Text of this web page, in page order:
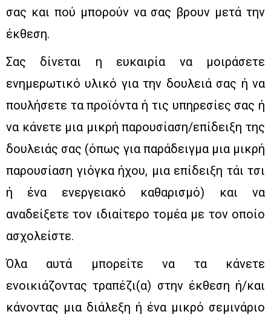
σας και πού μπορούν να σας βρουν μετά την
έκθεση.
Σας δίνεται η ευκαιρία να μοιράσετε
ενημερωτικό υλικό για την δουλειά σας ή να
πουλήσετε τα προϊόντα ή τις υπηρεσίες σας ή
να κάνετε μια μικρή παρουσίαση/επίδειξη της
δουλειάς σας (όπως για παράδειγμα μια μικρή
παρουσίαση γιόγκα ήχου, μια επίδειξη τάι τσι
ή ένα ενεργειακό καθαρισμό) και να
αναδείξετε τον ιδιαίτερο τομέα με τον οποίο
ασχολείστε.
Όλα αυτά μπορείτε να τα κάνετε
ενοικιάζοντας τραπέζι(α) στην έκθεση ή/και
κάνοντας μια διάλεξη ή ένα μικρό σεμινάριο